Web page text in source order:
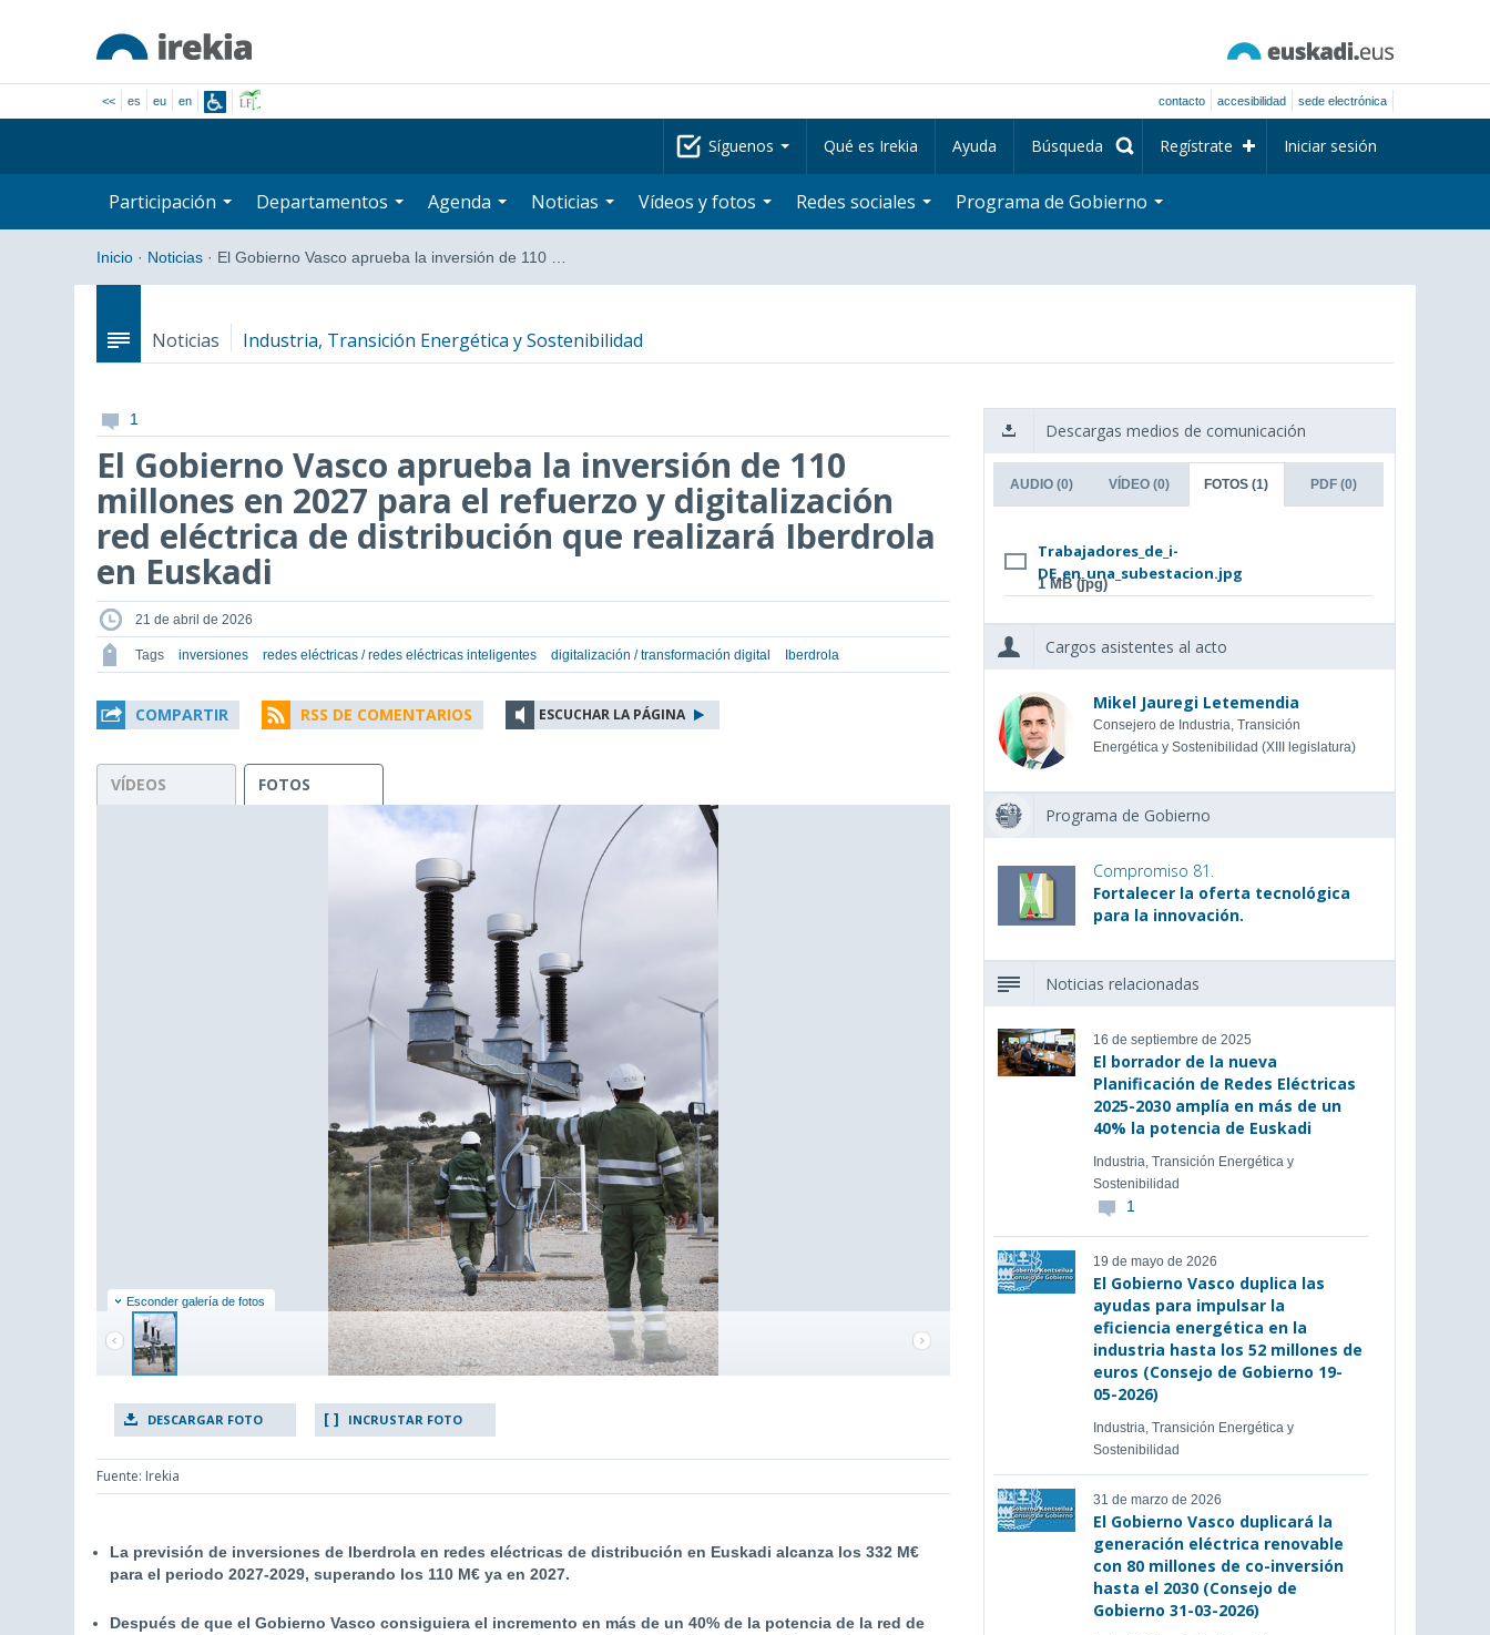
<< es eu en contacto accesibilidad sede electrónica
Síguenos Qué es Irekia Ayuda Búsqueda Regístrate Iniciar sesión
Participación Departamentos Agenda Noticias Vídeos y fotos Redes sociales Programa de Gobierno
Inicio · Noticias · El Gobierno Vasco aprueba la inversión de 110 …
Noticias Industria, Transición Energética y Sostenibilidad
1
El Gobierno Vasco aprueba la inversión de 110
millones en 2027 para el refuerzo y digitalización
red eléctrica de distribución que realizará Iberdrola
en Euskadi
21 de abril de 2026
Tags inversiones redes eléctricas / redes eléctricas inteligentes digitalización / transformación digital Iberdrola
COMPARTIR RSS DE COMENTARIOS ESCUCHAR LA PÁGINA
VÍDEOS FOTOS
Esconder galería de fotos
DESCARGAR FOTO INCRUSTAR FOTO
Fuente: Irekia
La previsión de inversiones de Iberdrola en redes eléctricas de distribución en Euskadi alcanza los 332 M€
para el periodo 2027-2029, superando los 110 M€ ya en 2027.
Después de que el Gobierno Vasco consiguiera el incremento en más de un 40% de la potencia de la red de
Descargas medios de comunicación
AUDIO(0) VÍDEO(0) FOTOS (1) PDF (0)
Trabajadores_de_i-
DE_en_una_subestacion.jpg
1 MB (jpg)
Cargos asistentes al acto
Mikel Jauregi Letemendia
Consejero de Industria, Transición
Energética y Sostenibilidad (XIII legislatura)
Programa de Gobierno
Compromiso 81.
Fortalecer la oferta tecnológica
para la innovación.
Noticias relacionadas
16 de septiembre de 2025
El borrador de la nueva
Planificación de Redes Eléctricas
2025-2030 amplía en más de un
40% la potencia de Euskadi
Industria, Transición Energética y
Sostenibilidad
1
19 de mayo de 2026
El Gobierno Vasco duplica las
ayudas para impulsar la
eficiencia energética en la
industria hasta los 52 millones de
euros (Consejo de Gobierno 19-
05-2026)
Industria, Transición Energética y
Sostenibilidad
31 de marzo de 2026
El Gobierno Vasco duplicará la
generación eléctrica renovable
con 80 millones de co-inversión
hasta el 2030 (Consejo de
Gobierno 31-03-2026)